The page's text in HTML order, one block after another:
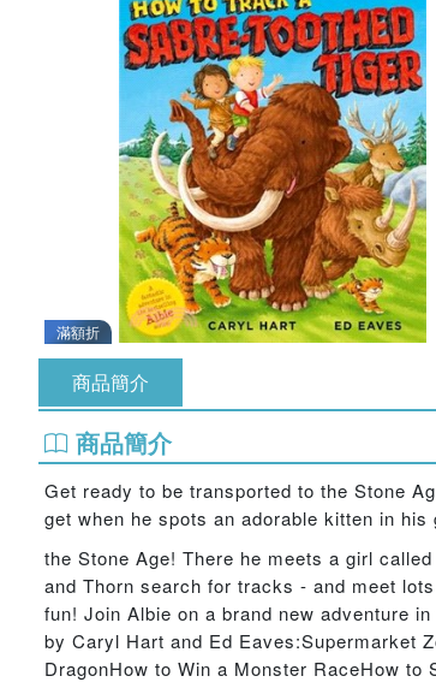
滿額折
商品簡介
商品簡介
Get ready to be transported to the Stone
get when he spots an adorable kitten in
the Stone Age! There he meets a girl
and Thorn search for tracks - and meet
fun! Join Albie on a brand new adventure
by Caryl Hart and Ed Eaves:Supermarket
DragonHow to Win a Monster RaceHow